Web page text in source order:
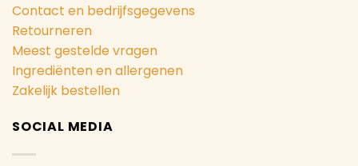
Contact en bedrijfsgegevens
Retourneren
Meest gestelde vragen
Ingrediënten en allergenen
Zakelijk bestellen
SOCIAL MEDIA